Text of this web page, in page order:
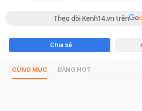
Theo dõi Kenh14.vn trên
Chia sẻ
CÙNG MỤC ĐANG HOT